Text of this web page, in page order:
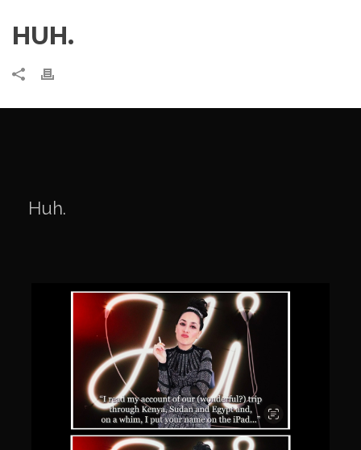
HUH.
Huh.